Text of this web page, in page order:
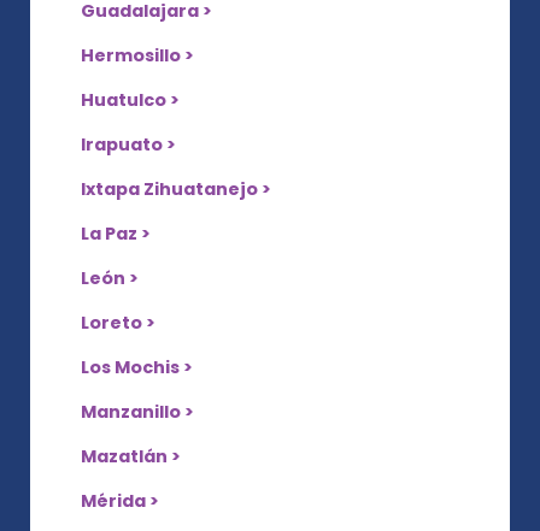
Guadalajara >
Hermosillo >
Huatulco >
Irapuato >
Ixtapa Zihuatanejo >
La Paz >
León >
Loreto >
Los Mochis >
Manzanillo >
Mazatlán >
Mérida >